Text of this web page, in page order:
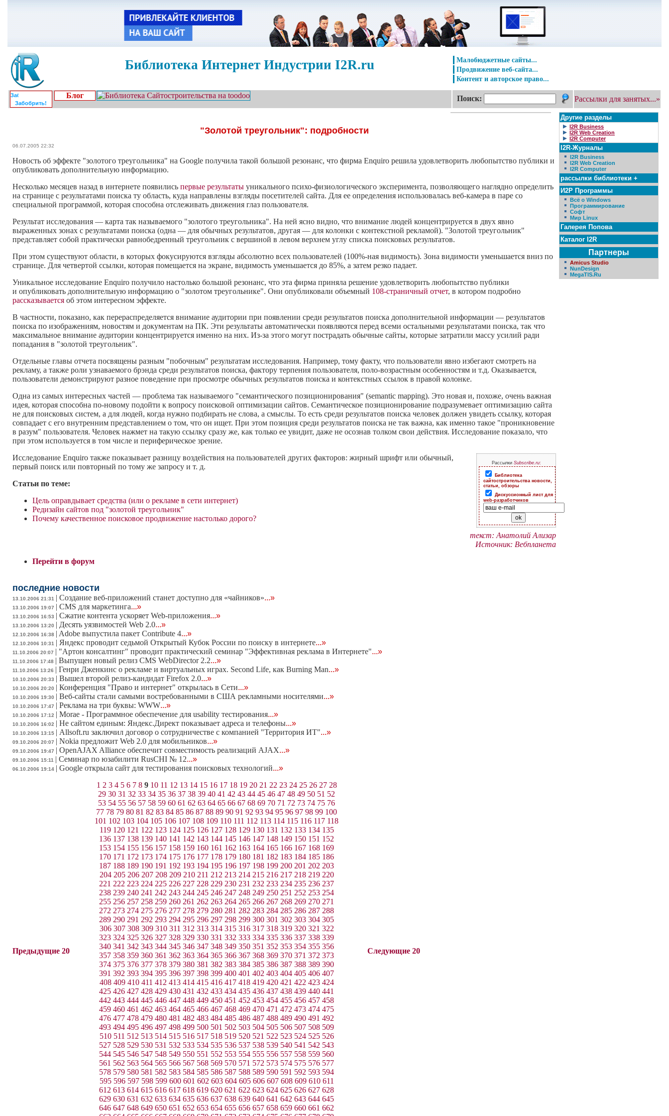
Библиотека Интернет Индустрии I2R.ru
Малобюджетные сайты...
Продвижение веб-сайта...
Контент и авторское право...
Забобрить!
Блог Поиск: Рассылки для занятых...»
"Золотой треугольник": подробности
06.07.2005 22:32
Новость об эффекте "золотого треугольника" на Google получила такой большой резонанс, что фирма Enquiro решила удовлетворить любопытство публики и
опубликовать дополнительную информацию.
Несколько месяцев назад в интернете появились первые результаты уникального психо-физиологического эксперимента, позволяющего наглядно определить
на странице с результатами поиска ту область, куда направлены взгляды посетителей сайта. Для ее определения использовалась веб-камера в паре со
специальной программой, которая способна отслеживать движения глаз пользователя.
Результат исследования — карта так называемого "золотого треугольника". На ней ясно видно, что внимание людей концентрируется в двух явно
выраженных зонах с результатами поиска (одна — для обычных результатов, другая — для колонки с контекстной рекламой). "Золотой треугольник"
представляет собой практически равнобедренный треугольник с вершиной в левом верхнем углу списка поисковых результатов.
При этом существуют области, в которых фокусируются взгляды абсолютно всех пользователей (100%-ная видимость). Зона видимости уменьшается вниз по
странице. Для четвертой ссылки, которая помещается на экране, видимость уменьшается до 85%, а затем резко падает.
Уникальное исследование Enquiro получило настолько большой резонанс, что эта фирма приняла решение удовлетворить любопытство публики
и опубликовать дополнительную информацию о "золотом треугольнике". Они опубликовали объемный 108-страничный отчет, в котором подробно
рассказывается об этом интересном эффекте.
В частности, показано, как перераспределяется внимание аудитории при появлении среди результатов поиска дополнительной информации — результатов
поиска по изображениям, новостям и документам на ПК. Эти результаты автоматически появляются перед всеми остальными результатами поиска, так что
максимальное внимание аудитории концентрируется именно на них. Из-за этого могут пострадать обычные сайты, которые затратили массу усилий ради
попадания в "золотой треугольник".
Отдельные главы отчета посвящены разным "побочным" результатам исследования. Например, тому факту, что пользователи явно избегают смотреть на
рекламу, а также роли узнаваемого брэнда среди результатов поиска, фактору терпения пользователя, поло-возрастным особенностям и т.д. Оказывается,
пользователи демонстрируют разное поведение при просмотре обычных результатов поиска и контекстных ссылок в правой колонке.
Одна из самых интересных частей — проблема так называемого "семантического позиционирования" (semantic mapping). Это новая и, похоже, очень важная
идея, которая способна по-новому подойти к вопросу поисковой оптимизации сайтов. Семантическое позиционирование подразумевает оптимизацию сайта
не для поисковых систем, а для людей, когда нужно подбирать не слова, а смыслы. То есть среди результатов поиска человек должен увидеть ссылку, которая
совпадает с его внутренним представлением о том, что он ищет. При этом позиция среди результатов поиска не так важна, как именно такое "проникновение
в разум" пользователя. Человек нажмет на такую ссылку сразу же, как только ее увидит, даже не осознав толком свои действия. Исследование показало, что
при этом используется в том числе и периферическое зрение.
Рассылки Subscribe.ru:
Библиотека
сайтостроительства новости,
статьи, обзоры
Дискуссионный лист для
web-разработчиков
Исследование Enquiro также показывает разницу воздействия на пользователей других факторов: жирный шрифт или обычный,
первый поиск или повторный по тому же запросу и т. д.
Статьи по теме:
Цель оправдывает средства (или о рекламе в сети интернет)
Редизайн сайтов под "золотой треугольник"
Почему качественное поисковое продвижение настолько дорого?
текст: Анатолий Ализар
Источник: Вебпланета
Перейти в форум
последние новости
13.10.2006 21:31 | Создание веб-приложений станет доступно для «чайников»...»
13.10.2006 19:07 | CMS для маркетинга...»
13.10.2006 16:53 | Сжатие контента ускоряет Web-приложения...»
13.10.2006 13:20 | Десять уязвимостей Web 2.0...»
12.10.2006 16:38 | Adobe выпустила пакет Contribute 4...»
12.10.2006 10:31 | Яндекс проводит седьмой Открытый Кубок Росcии по поиску в интернете...»
11.10.2006 20:07 | "Артон консалтинг" проводит практический семинар "Эффективная реклама в Интернете"...»
11.10.2006 17:48 | Выпущен новый релиз CMS WebDirector 2.2...»
11.10.2006 13:26 | Генри Дженкинс о рекламе и виртуальных играх. Second Life, как Burning Man...»
10.10.2006 20:33 | Вышел второй релиз-кандидат Firefox 2.0...»
10.10.2006 20:20 | Конференция "Право и интернет" открылась в Сети...»
10.10.2006 19:30 | Веб-сайты стали самыми востребованными в США рекламными носителями...»
10.10.2006 17:47 | Реклама на три буквы: WWW...»
10.10.2006 17:12 | Morae - Программное обеспечение для usability тестирования...»
10.10.2006 16:02 | Не сайтом единым: Яндекс.Директ показывает адреса и телефоны...»
10.10.2006 13:15 | Allsoft.ru заключил договор о сотрудничестве с компанией "Территория ИТ"...»
09.10.2006 20:07 | Nokia предложит Web 2.0 для мобильников...»
09.10.2006 19:47 | OpenAJAX Alliance обеспечит совместимость реализаций AJAX...»
09.10.2006 15:11 | Семинар по юзабилити RusCHI № 12...»
06.10.2006 19:14 | Google открыла сайт для тестирования поисковых технологий...»
Предыдущие 20
1 2 3 4 5 6 7 8 9 10 11 12 13 14 15 16 17 18 19 20 21 22 23 24 25 26 27 28
29 30 31 32 33 34 35 36 37 38 39 40 41 42 43 44 45 46 47 48 49 50 51 52
53 54 55 56 57 58 59 60 61 62 63 64 65 66 67 68 69 70 71 72 73 74 75 76
77 78 79 80 81 82 83 84 85 86 87 88 89 90 91 92 93 94 95 96 97 98 99 100
101 102 103 104 105 106 107 108 109 110 111 112 113 114 115 116 117 118
119 120 121 122 123 124 125 126 127 128 129 130 131 132 133 134 135
136 137 138 139 140 141 142 143 144 145 146 147 148 149 150 151 152
153 154 155 156 157 158 159 160 161 162 163 164 165 166 167 168 169
170 171 172 173 174 175 176 177 178 179 180 181 182 183 184 185 186
187 188 189 190 191 192 193 194 195 196 197 198 199 200 201 202 203
204 205 206 207 208 209 210 211 212 213 214 215 216 217 218 219 220
221 222 223 224 225 226 227 228 229 230 231 232 233 234 235 236 237
238 239 240 241 242 243 244 245 246 247 248 249 250 251 252 253 254
255 256 257 258 259 260 261 262 263 264 265 266 267 268 269 270 271
272 273 274 275 276 277 278 279 280 281 282 283 284 285 286 287 288
289 290 291 292 293 294 295 296 297 298 299 300 301 302 303 304 305
306 307 308 309 310 311 312 313 314 315 316 317 318 319 320 321 322
323 324 325 326 327 328 329 330 331 332 333 334 335 336 337 338 339
340 341 342 343 344 345 346 347 348 349 350 351 352 353 354 355 356
357 358 359 360 361 362 363 364 365 366 367 368 369 370 371 372 373
374 375 376 377 378 379 380 381 382 383 384 385 386 387 388 389 390
391 392 393 394 395 396 397 398 399 400 401 402 403 404 405 406 407
408 409 410 411 412 413 414 415 416 417 418 419 420 421 422 423 424
425 426 427 428 429 430 431 432 433 434 435 436 437 438 439 440 441
442 443 444 445 446 447 448 449 450 451 452 453 454 455 456 457 458
459 460 461 462 463 464 465 466 467 468 469 470 471 472 473 474 475
476 477 478 479 480 481 482 483 484 485 486 487 488 489 490 491 492
493 494 495 496 497 498 499 500 501 502 503 504 505 506 507 508 509
510 511 512 513 514 515 516 517 518 519 520 521 522 523 524 525 526
527 528 529 530 531 532 533 534 535 536 537 538 539 540 541 542 543
544 545 546 547 548 549 550 551 552 553 554 555 556 557 558 559 560
561 562 563 564 565 566 567 568 569 570 571 572 573 574 575 576 577
578 579 580 581 582 583 584 585 586 587 588 589 590 591 592 593 594
595 596 597 598 599 600 601 602 603 604 605 606 607 608 609 610 611
612 613 614 615 616 617 618 619 620 621 622 623 624 625 626 627 628
629 630 631 632 633 634 635 636 637 638 639 640 641 642 643 644 645
646 647 648 649 650 651 652 653 654 655 656 657 658 659 660 661 662
Следующие 20
Другие разделы
I2R Business
I2R Web Creation
I2R Computer
I2R-Журналы
I2R Business
I2R Web Creation
I2R Computer
рассылки библиотеки +
И2Р Программы
Всё о Windows
Программирование
Софт
Мир Linux
Галерея Попова
Каталог I2R
Партнеры
Amicus Studio
NunDesign
MegaTIS.Ru